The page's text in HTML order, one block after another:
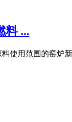
料 ...
使用范围的窑